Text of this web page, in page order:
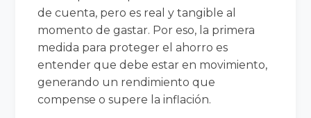
de cuenta, pero es real y tangible al
momento de gastar. Por eso, la primera
medida para proteger el ahorro es
entender que debe estar en movimiento,
generando un rendimiento que
compense o supere la inflación.